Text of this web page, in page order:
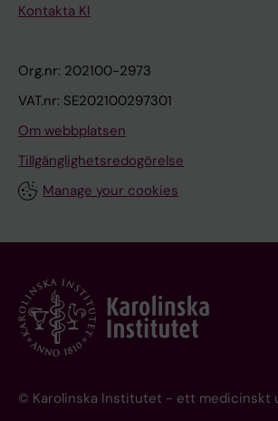
Kontakta KI
Org.nr: 202100-2973
VAT.nr: SE202100297301
Om webbplatsen
Tillgänglighetsredogörelse
Manage your cookies
© Karolinska Institutet - ett medicinskt